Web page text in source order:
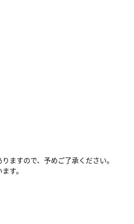
ますので、予めご了承ください。
す。